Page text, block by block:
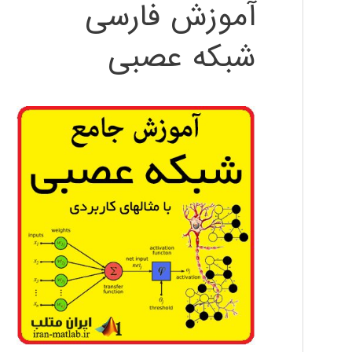
آموزش فارسی
شبکه عصبی